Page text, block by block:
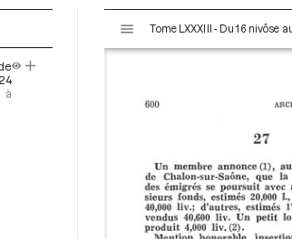
à
s
Tome LXXXIII - Du 16 nivôse